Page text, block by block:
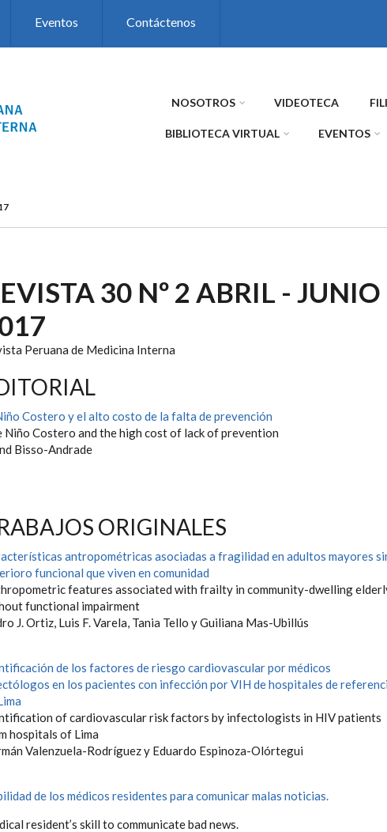
Eventos Contáctenos
NOSOTROS VIDEOTECA
BIBLIOTECA VIRTUAL EVENTOS
30 Nº 2 ABRIL - JUNIO
Peruana de Medicina Interna
Costero y el alto costo de la falta de prevención
Niño Costero and the high cost of lack of prevention
Bisso-Andrade
ORIGINALES
antropométricas asociadas a fragilidad en adultos mayores
funcional que viven en comunidad
features associated with frailty in community-dwelling
functional impairment
J. Ortiz, Luis F. Varela, Tania Tello y Guiliana Mas-Ubillús
de los factores de riesgo cardiovascular por médicos
en los pacientes con infección por VIH de hospitales de
of cardiovascular risk factors by infectologists in HIV patients
hospitals of Lima
Valenzuela-Rodríguez y Eduardo Espinoza-Olórtegui
de los médicos residentes para comunicar malas noticias.
resident’s skill to communicate bad news.